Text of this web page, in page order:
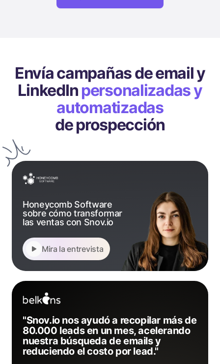
Envía campañas de email y
LinkedIn personalizadas y
automatizadas
de prospección
Honeycomb Software
sobre cómo transformar
las ventas con Snov.io
Mira la entrevista
"Snov.io nos ayudó a recopilar más de
80.000 leads en un mes, acelerando
nuestra búsqueda de emails y
reduciendo el costo por lead."